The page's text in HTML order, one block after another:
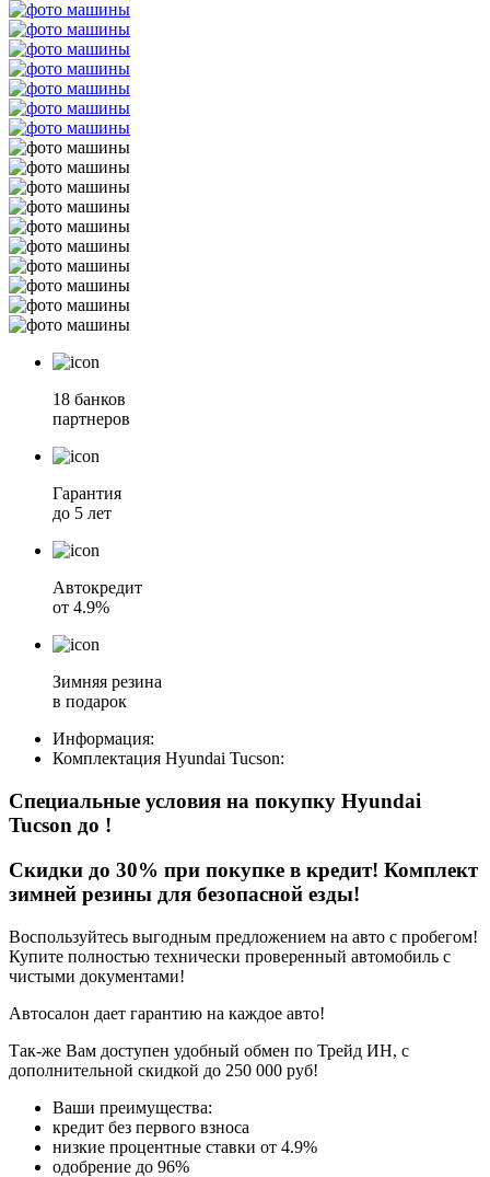
18 банков
партнеров
Гарантия
до 5 лет
Автокредит
от 4.9%
Зимняя резина
в подарок
Информация:
Комплектация Hyundai Tucson:
Специальные условия на покупку Hyundai
Tucson до !
Скидки до 30% при покупке в кредит! Комплект
зимней резины для безопасной езды!
Воспользуйтесь выгодным предложением на авто с пробегом!
Купите полностью технически проверенный автомобиль с
чистыми документами!
Автосалон дает гарантию на каждое авто!
Так-же Вам доступен удобный обмен по Трейд ИН, с
дополнительной скидкой до 250 000 руб!
Ваши преимущества:
кредит без первого взноса
низкие процентные ставки от 4.9%
одобрение до 96%